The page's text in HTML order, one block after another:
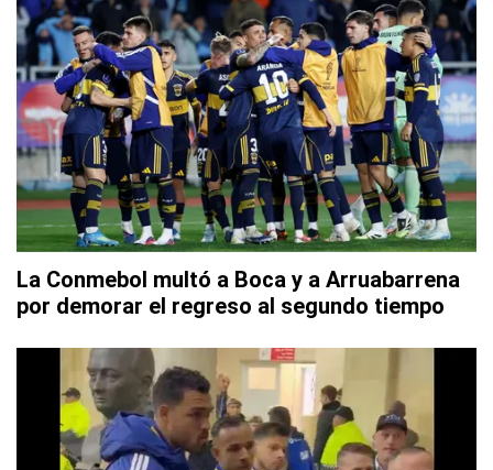
La Conmebol multó a Boca y a Arruabarrena
por demorar el regreso al segundo tiempo